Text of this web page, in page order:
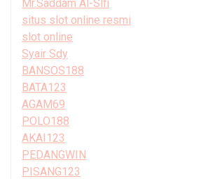
Mr.Saddam Al-Slfi
situs slot online resmi
slot online
Syair Sdy
BANSOS188
BATA123
AGAM69
POLO188
AKAI123
PEDANGWIN
PISANG123